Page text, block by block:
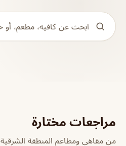
مراجعات مختارة
من مقاهي ومطاعم المنطقة الشرقية